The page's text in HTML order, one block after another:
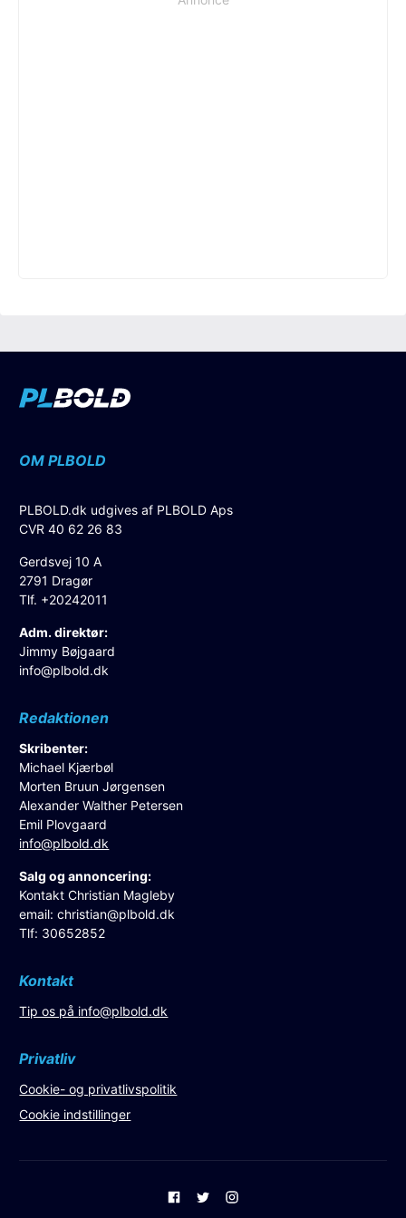
OM PLBOLD
PLBOLD.dk udgives af PLBOLD Aps
CVR 40 62 26 83
Gerdsvej 10 A
2791 Dragør
Tlf. +20242011
Adm. direktør:
Jimmy Bøjgaard
info@plbold.dk
Redaktionen
Skribenter:
Michael Kjærbøl
Morten Bruun Jørgensen
Alexander Walther Petersen
Emil Plovgaard
info@plbold.dk
Salg og annoncering:
Kontakt Christian Magleby
email:christian@plbold.dk
Tlf: 30652852
Kontakt
Tip os på info@plbold.dk
Privatliv
Cookie- og privatlivspolitik
Cookie indstillinger